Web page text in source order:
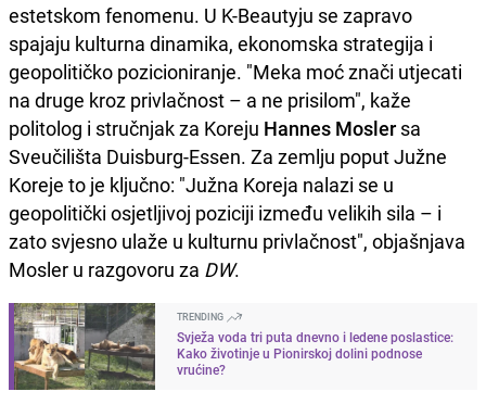
estetskom fenomenu. U K-Beautyju se zapravo
spajaju kulturna dinamika, ekonomska strategija i
geopolitičko pozicioniranje. "Meka moć znači utjecati
na druge kroz privlačnost – a ne prisilom", kaže
politolog i stručnjak za Koreju Hannes Mosler sa
Sveučilišta Duisburg-Essen. Za zemlju poput Južne
Koreje to je ključno: "Južna Koreja nalazi se u
geopolitički osjetljivoj poziciji između velikih sila – i
zato svjesno ulaže u kulturnu privlačnost", objašnjava
Mosler u razgovoru za DW.
TRENDING
Svježa voda tri puta dnevno i ledene poslastice:
Kako životinje u Pionirskoj dolini podnose
vrućine?